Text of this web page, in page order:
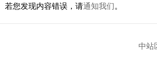
若您发现内容错误，请通知我们。
中站